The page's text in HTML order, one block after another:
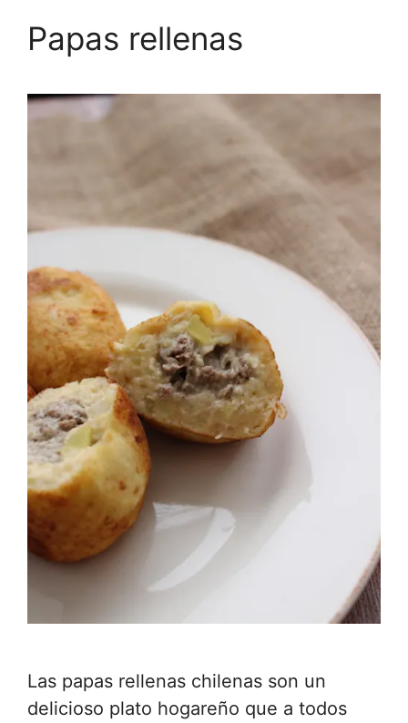
Papas rellenas
Las papas rellenas chilenas son un
delicioso plato hogareño que a todos